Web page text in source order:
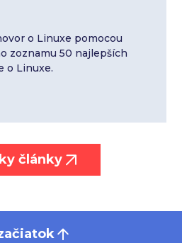
o Linuxe pomocou
zoznamu 50 najlepších
o Linuxe.
články